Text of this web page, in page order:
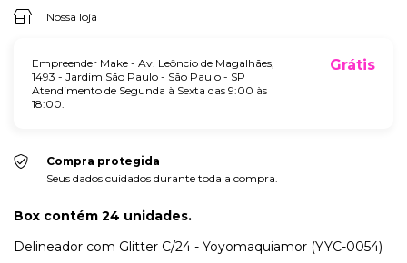
Nossa loja
Empreender Make - Av. Leôncio de Magalhães,
1493 - Jardim São Paulo - São Paulo - SP
Atendimento de Segunda à Sexta das 9:00 às
18:00.
Grátis
Compra protegida
Seus dados cuidados durante toda a compra.
Box contém 24 unidades.
Delineador com Glitter C/24 - Yoyomaquiamor (YYC-0054)